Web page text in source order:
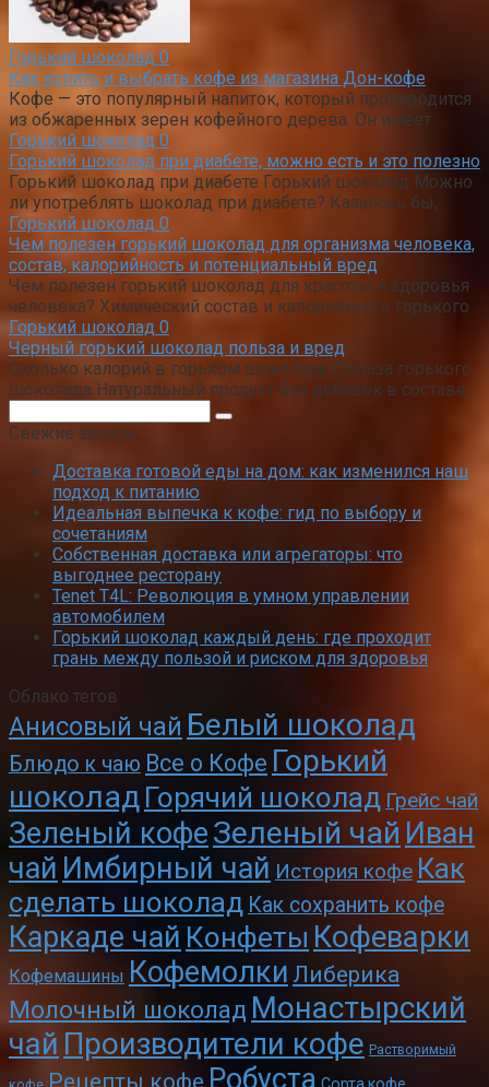
Горький шоколад 0
Как купить и выбрать кофе из магазина Дон-кофе
Кофе — это популярный напиток, который производится
из обжаренных зерен кофейного дерева. Он имеет
Горький шоколад 0
Горький шоколад при диабете, можно есть и это полезно
Горький шоколад при диабете Горький шоколад Можно
ли употреблять шоколад при диабете? Казалось бы,
Горький шоколад 0
Чем полезен горький шоколад для организма человека,
состав, калорийность и потенциальный вред
Чем полезен горький шоколад для красоты и здоровья
человека? Химический состав и калорийность горького
Горький шоколад 0
Черный горький шоколад польза и вред
Сколько калорий в горьком шоколаде Польза горького
шоколада Натуральный продукт без добавок в составе
Свежие записи
Доставка готовой еды на дом: как изменился наш
подход к питанию
Идеальная выпечка к кофе: гид по выбору и
сочетаниям
Собственная доставка или агрегаторы: что
выгоднее ресторану
Tenet T4L: Революция в умном управлении
автомобилем
Горький шоколад каждый день: где проходит
грань между пользой и риском для здоровья
Облако тегов
Анисовый чай Белый шоколад
Блюдо к чаю Все о Кофе Горький
шоколад Горячий шоколад Грейс чай
Зеленый кофеЗеленый чай Иван
чай Имбирный чай История кофе Как
сделать шоколад Как сохранить кофе
Каркаде чай Конфеты Кофеварки
Кофемашины Кофемолки Либерика
Молочный шоколад Монастырский
чай Производители кофе Растворимый
Рецепты кофе Робуста